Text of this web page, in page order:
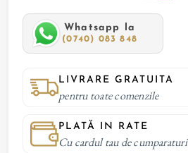
Whatsapp la
(0740) 083 848
LIVRARE GRATUITA
pentru toate comenzile
PLATĂ IN RATE
Cu cardul tau de cumparaturi